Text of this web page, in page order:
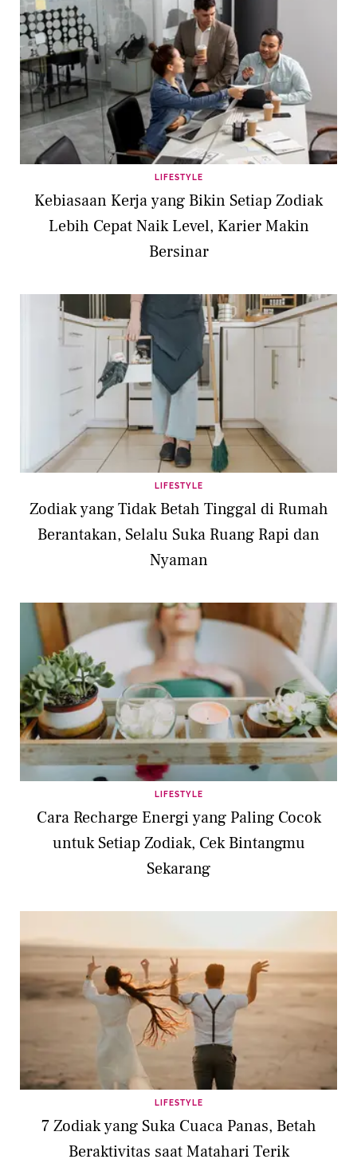
LIFESTYLE
Kebiasaan Kerja yang Bikin Setiap Zodiak
Lebih Cepat Naik Level, Karier Makin
Bersinar
LIFESTYLE
Zodiak yang Tidak Betah Tinggal di Rumah
Berantakan, Selalu Suka Ruang Rapi dan
Nyaman
LIFESTYLE
Cara Recharge Energi yang Paling Cocok
untuk Setiap Zodiak, Cek Bintangmu
Sekarang
LIFESTYLE
7 Zodiak yang Suka Cuaca Panas, Betah
Beraktivitas saat Matahari Terik